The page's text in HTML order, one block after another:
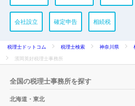
会社設立 確定申告 相続税
税理士ドットコム 税理士検索 神奈川県
濱岡英好税理士事務所
全国の税理士事務所を探す
北海道・東北